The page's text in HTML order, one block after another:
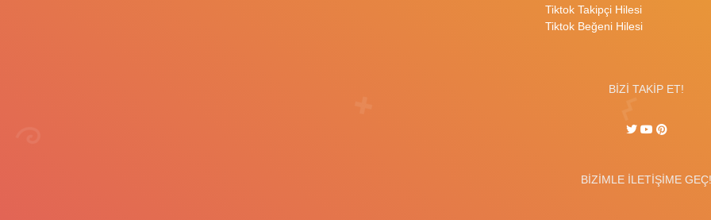
Tiktok Takipçi Hilesi
Tiktok Beğeni Hilesi
BİZİ TAKİP ET!
BİZİMLE İLETİŞİME GEÇ!